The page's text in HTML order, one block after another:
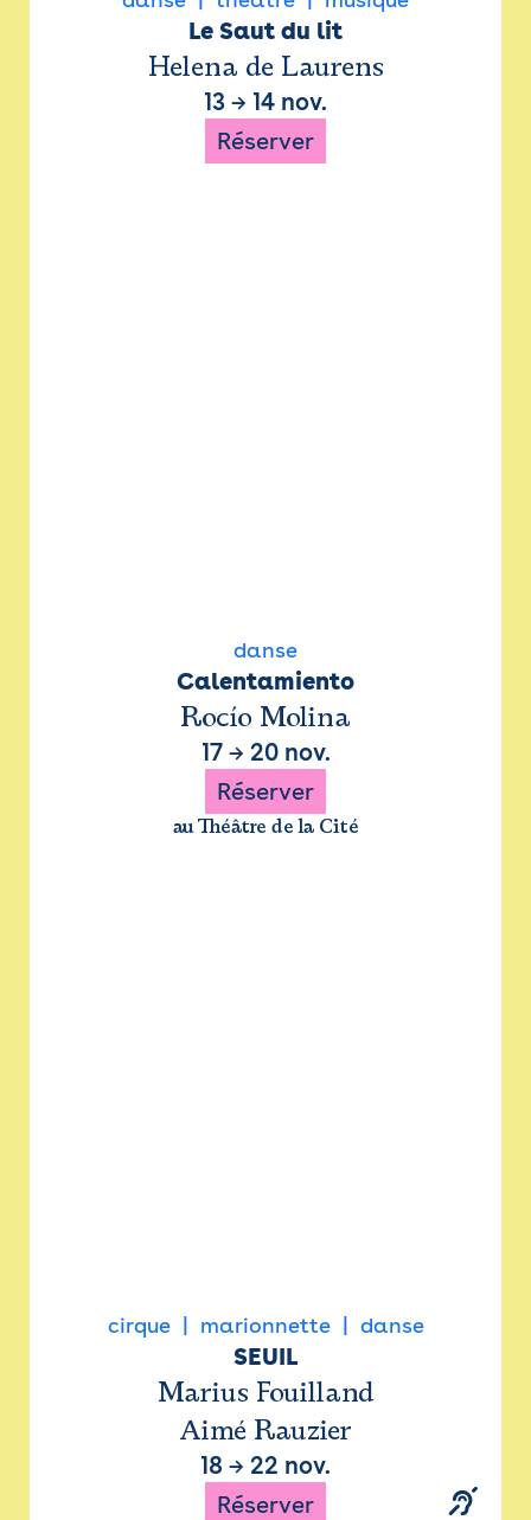
Le Saut du lit
Helena de Laurens
13 → 14 nov.
Réserver
danse
Calentamiento
Rocío Molina
17→ 20 nov.
Réserver
au Théâtre de la Cité
cirque marionnette danse
SEUIL
Marius Fouilland
Aimé Rauzier
18 → 22 nov.
Réserver